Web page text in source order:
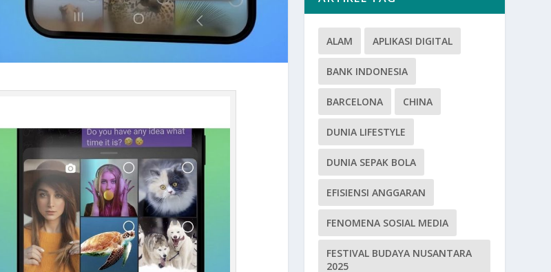
ALAM APLIKASI DIGITAL
BANK INDONESIA
BARCELONA CHINA
DUNIA LIFESTYLE
DUNIA SEPAK BOLA
EFISIENSI ANGGARAN
FENOMENA SOSIAL MEDIA
FESTIVAL BUDAYA NUSANTARA
2025